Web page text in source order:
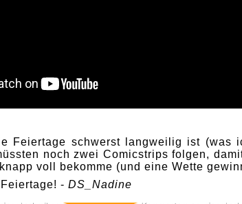
Feiertage schwerst langweilig ist (was
noch zwei Comicstrips folgen,
voll bekomme (und eine Wette
- DS_Nadine